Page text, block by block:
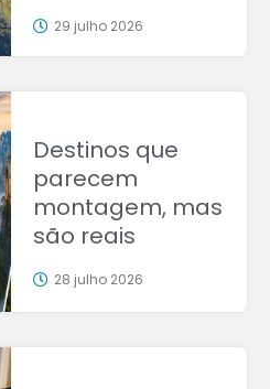
29 julho 2026
Destinos que
parecem
montagem, mas
são reais
28 julho 2026